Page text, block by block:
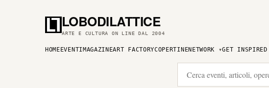
LOBODILATTICE
ARTE E CULTURA ON LINE DAL 2004
HOME EVENTI MAGAZINEART FACTORYCOPERTINENETWORK GET INSPIRED